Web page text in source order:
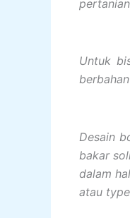
Untuk
Desain
bakar
dalam
atau